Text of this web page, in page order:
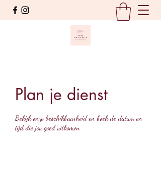
Plan je dienst
Bekijk onze beschikbaarheid en boek de datum en
tijd die jou goed uitkomen